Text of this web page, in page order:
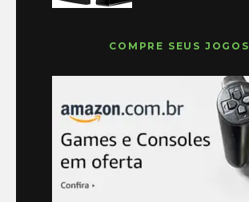
COMPRE SEUS JOGOS